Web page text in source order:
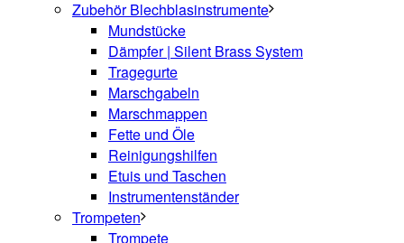
Zubehör Blechblasinstrumente
Mundstücke
Dämpfer | Silent Brass System
Tragegurte
Marschgabeln
Marschmappen
Fette und Öle
Reinigungshilfen
Etuis und Taschen
Instrumentenständer
Trompeten
Trompete